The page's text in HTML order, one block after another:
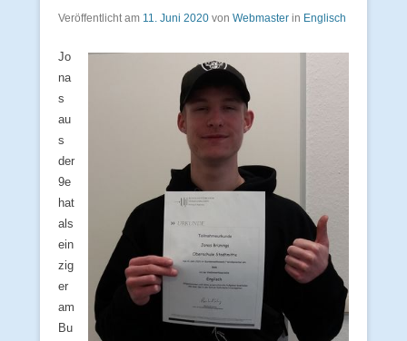
Veröffentlicht am 11. Juni 2020 von Webmaster in Englisch
Jo
na
s
au
s
der
9e
hat
als
ein
zig
er
am
Bu